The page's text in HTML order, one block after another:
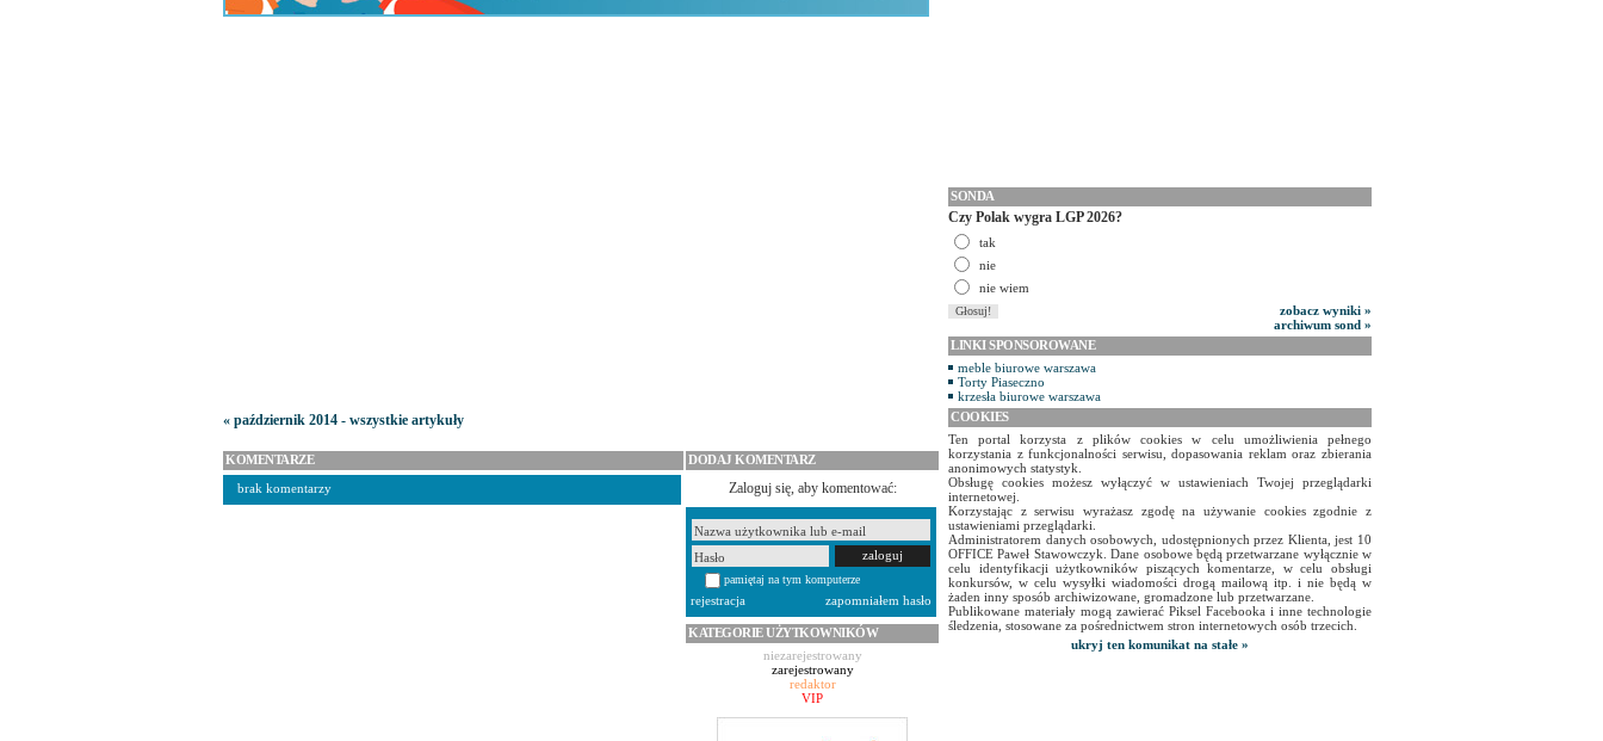
« październik 2014 - wszystkie artykuły
KOMENTARZE
brak komentarzy
DODAJ KOMENTARZ
Zaloguj się, aby komentować:
pamiętaj na tym komputerze
rejestracja
zapomniałem hasło
KATEGORIE UŻYTKOWNIKÓW
niezarejestrowany
zarejestrowany
redaktor
VIP
SONDA
Czy Polak wygra LGP 2026?
tak
nie
nie wiem
zobacz wyniki »
archiwum sond »
LINKI SPONSOROWANE
meble biurowe warszawa
Torty Piaseczno
krzesła biurowe warszawa
COOKIES
Ten portal korzysta z plików cookies w celu umożliwienia pełnego
korzystania z funkcjonalności serwisu, dopasowania reklam oraz zbierania
anonimowych statystyk.
Obsługę cookies możesz wyłączyć w ustawieniach Twojej przeglądarki
internetowej.
Korzystając z serwisu wyrażasz zgodę na używanie cookies zgodnie z
ustawieniami przeglądarki.
Administratorem danych osobowych, udostępnionych przez Klienta, jest 10
OFFICE Paweł Stawowczyk. Dane osobowe będą przetwarzane wyłącznie w
celu identyfikacji użytkowników piszących komentarze, w celu obsługi
konkursów, w celu wysyłki wiadomości drogą mailową itp. i nie będą w
żaden inny sposób archiwizowane, gromadzone lub przetwarzane.
Publikowane materiały mogą zawierać Piksel Facebooka i inne technologie
śledzenia, stosowane za pośrednictwem stron internetowych osób trzecich.
ukryj ten komunikat na stałe »